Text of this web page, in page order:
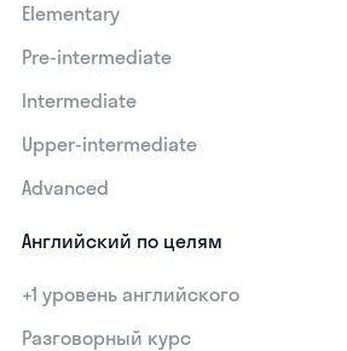
Elementary
Pre-intermediate
Intermediate
Upper-intermediate
Advanced
Английский по целям
+1 уровень английского
Разговорный курс